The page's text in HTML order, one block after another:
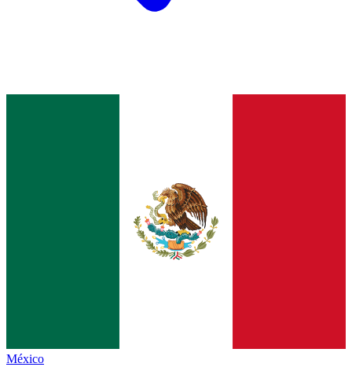
México